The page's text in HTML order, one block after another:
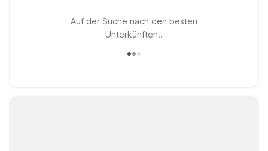
Auf der Suche nach den besten
Unterkünften..